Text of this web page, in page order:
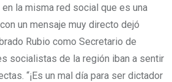
la misma red social que es una
un mensaje muy directo dejó
Rubio como Secretario de
socialistas de la región iban a sentir
“¡Es un mal día para ser dictador